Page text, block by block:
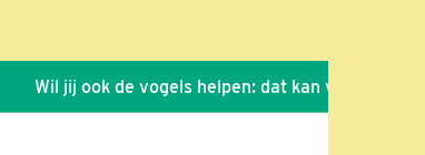
Wil jij ook de vogels helpen: dat kan via de link!